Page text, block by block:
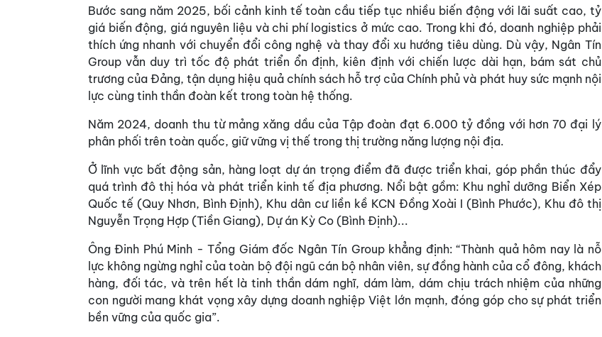
Bước sang năm 2025, bối cảnh kinh tế toàn cầu tiếp tục nhiều biến động với lãi suất cao, tỷ
giá biến động, giá nguyên liệu và chi phí logistics ở mức cao. Trong khi đó, doanh nghiệp phải
thích ứng nhanh với chuyển đổi công nghệ và thay đổi xu hướng tiêu dùng. Dù vậy, Ngân Tín
Group vẫn duy trì tốc độ phát triển ổn định, kiên định với chiến lược dài hạn, bám sát chủ
trương của Đảng, tận dụng hiệu quả chính sách hỗ trợ của Chính phủ và phát huy sức mạnh nội
lực cùng tinh thần đoàn kết trong toàn hệ thống.
Năm 2024, doanh thu từ mảng xăng dầu của Tập đoàn đạt 6.000 tỷ đồng với hơn 70 đại lý
phân phối trên toàn quốc, giữ vững vị thế trong thị trường năng lượng nội địa.
Ở lĩnh vực bất động sản, hàng loạt dự án trọng điểm đã được triển khai, góp phần thúc đẩy
quá trình đô thị hóa và phát triển kinh tế địa phương. Nổi bật gồm: Khu nghỉ dưỡng Biển Xép
Quốc tế (Quy Nhơn, Bình Định), Khu dân cư liền kề KCN Đồng Xoài I (Bình Phước), Khu đô thị
Nguyễn Trọng Hợp (Tiền Giang), Dự án Kỳ Co (Bình Định)...
Ông Đinh Phú Minh - Tổng Giám đốc Ngân Tín Group khẳng định: “Thành quả hôm nay là nỗ
lực không ngừng nghỉ của toàn bộ đội ngũ cán bộ nhân viên, sự đồng hành của cổ đông, khách
hàng, đối tác, và trên hết là tinh thần dám nghĩ, dám làm, dám chịu trách nhiệm của những
con người mang khát vọng xây dựng doanh nghiệp Việt lớn mạnh, đóng góp cho sự phát triển
bền vững của quốc gia”.